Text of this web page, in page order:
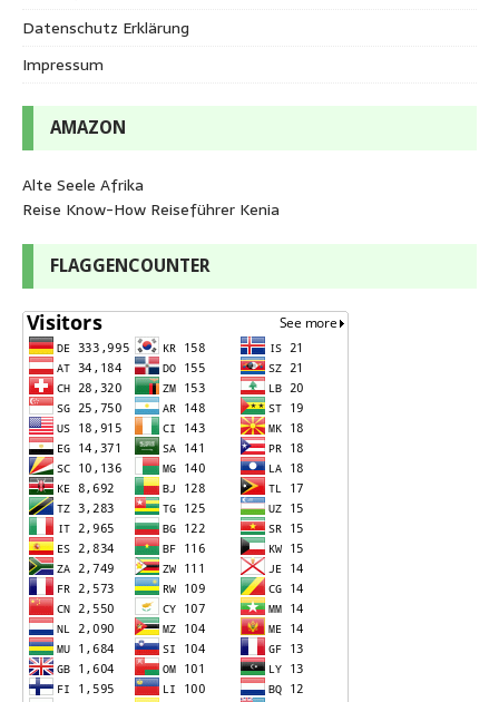
Datenschutz Erklärung
Impressum
AMAZON
Alte Seele Afrika
Reise Know-How Reiseführer Kenia
FLAGGENCOUNTER